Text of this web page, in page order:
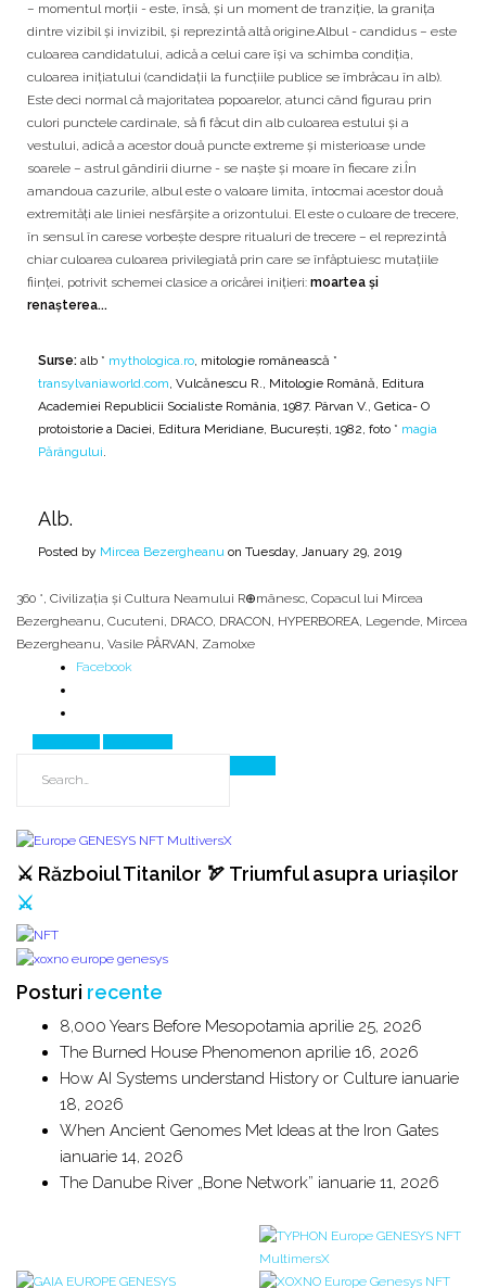
– momentul morții - este, însă, și un moment de tranziție, la granița
dintre vizibil și invizibil, și reprezintă altă origine.Albul - candidus – este
culoarea candidatului, adică a celui care își va schimba condiția,
culoarea inițiatului (candidații la funcțiile publice se îmbrăcau în alb).
Este deci normal că majoritatea popoarelor, atunci când figurau prin
culori punctele cardinale, să fi făcut din alb culoarea estului și a
vestului, adică a acestor două puncte extreme și misterioase unde
soarele – astrul gândirii diurne - se naște și moare în fiecare zi.În
amandoua cazurile, albul este o valoare limita, întocmai acestor două
extremități ale liniei nesfârșite a orizontului. El este o culoare de trecere,
în sensul în carese vorbește despre ritualuri de trecere – el reprezintă
chiar culoarea culoarea privilegiată prin care se înfăptuiesc mutațiile
ființei, potrivit schemei clasice a oricărei inițieri: moartea și
renașterea...
Surse: alb * mythologica.ro, mitologie românească *
transylvaniaworld.com, Vulcănescu R., Mitologie Română, Editura
Academiei Republicii Socialiste România, 1987. Pârvan V., Getica- O
protoistorie a Daciei, Editura Meridiane, București, 1982, foto * magia
Părângului.
Alb.
Posted by Mircea Bezergheanu on Tuesday, January 29, 2019
360 °, Civilizația și Cultura Neamului R⊕mânesc, Copacul lui Mircea
Bezergheanu, Cucuteni, DRACO, DRACON, HYPERBOREA, Legende, Mircea
Bezergheanu, Vasile PÂRVAN, Zamolxe
Facebook
⚔️ Războiul Titanilor 🏹 Triumful asupra uriașilor
⚔️
Posturi recente
8,000 Years Before Mesopotamia aprilie 25, 2026
The Burned House Phenomenon aprilie 16, 2026
How AI Systems understand History or Culture ianuarie
18, 2026
When Ancient Genomes Met Ideas at the Iron Gates
ianuarie 14, 2026
The Danube River „Bone Network” ianuarie 11, 2026